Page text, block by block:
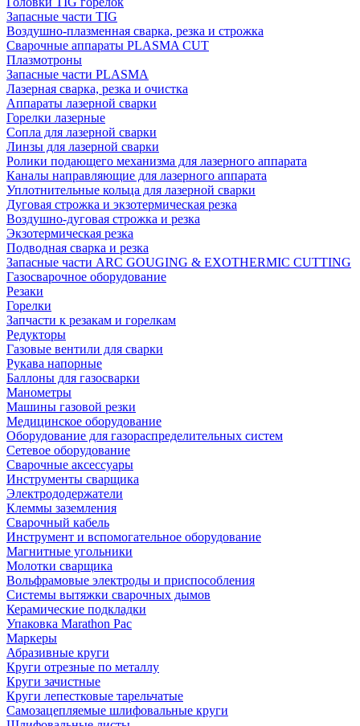
Запасные части TIG
Воздушно-плазменная сварка, резка и строжка
Сварочные аппараты PLASMA CUT
Плазмотроны
Запасные части PLASMA
Лазерная сварка, резка и очистка
Аппараты лазерной сварки
Горелки лазерные
Сопла для лазерной сварки
Линзы для лазерной сварки
Ролики подающего механизма для лазерного аппарата
Каналы направляющие для лазерного аппарата
Уплотнительные кольца для лазерной сварки
Дуговая строжка и экзотермическая резка
Воздушно-дуговая строжка и резка
Экзотермическая резка
Подводная сварка и резка
Запасные части ARC GOUGING & EXOTHERMIC CUTTING
Газосварочное оборудование
Резаки
Горелки
Запчасти к резакам и горелкам
Редукторы
Газовые вентили для сварки
Рукава напорные
Баллоны для газосварки
Манометры
Машины газовой резки
Медицинское оборудование
Оборудование для газораспределительных систем
Сетевое оборудование
Сварочные аксессуары
Инструменты сварщика
Электрододержатели
Клеммы заземления
Сварочный кабель
Инструмент и вспомогательное оборудование
Магнитные угольники
Молотки сварщика
Вольфрамовые электроды и приспособления
Системы вытяжки сварочных дымов
Керамические подкладки
Упаковка Marathon Pac
Маркеры
Абразивные круги
Круги отрезные по металлу
Круги зачистные
Круги лепестковые тарельчатые
Самозацепляемые шлифовальные круги